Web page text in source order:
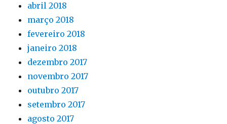
abril 2018
março 2018
fevereiro 2018
janeiro 2018
dezembro 2017
novembro 2017
outubro 2017
setembro 2017
agosto 2017